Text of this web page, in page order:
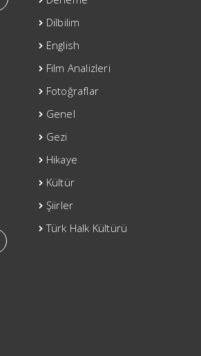
Dilbilim
English
Film Analizleri
Fotoğraflar
Genel
Gezi
Hikaye
Kültür
Şiirler
Türk Halk Kültürü